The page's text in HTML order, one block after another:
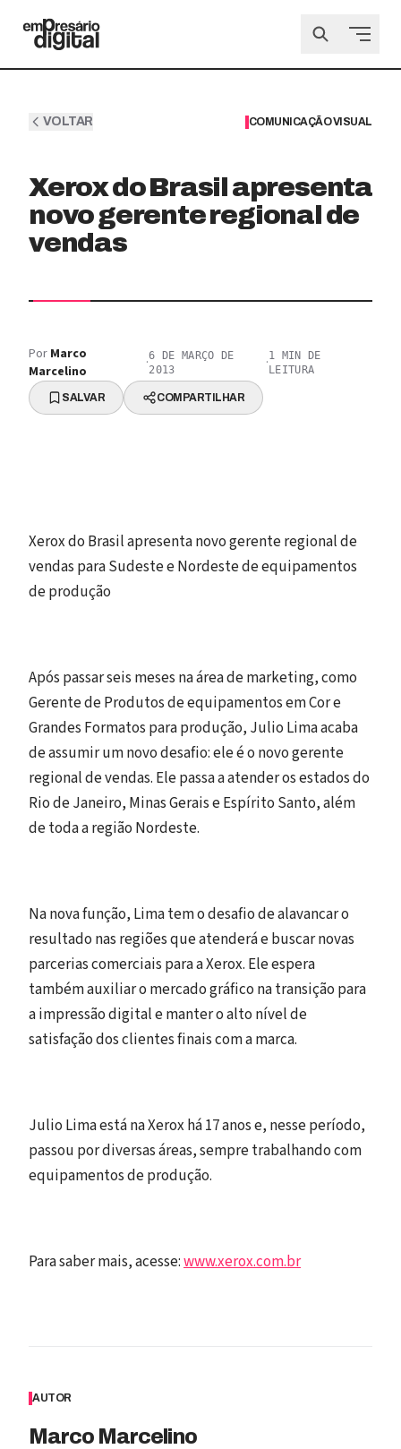
VOLTAR COMUNICAÇÃO VISUAL
Xerox do Brasil apresenta
novo gerente regional de
vendas
Por Marco
Marcelino
·6 DE MARÇO DE
2013
·1 MIN DE
LEITURA
SALVAR COMPARTILHAR
Xerox do Brasil apresenta novo gerente regional de
vendas para Sudeste e Nordeste de equipamentos
de produção
Após passar seis meses na área de marketing, como
Gerente de Produtos de equipamentos em Cor e
Grandes Formatos para produção, Julio Lima acaba
de assumir um novo desafio: ele é o novo gerente
regional de vendas. Ele passa a atender os estados do
Rio de Janeiro, Minas Gerais e Espírito Santo, além
de toda a região Nordeste.
Na nova função, Lima tem o desafio de alavancar o
resultado nas regiões que atenderá e buscar novas
parcerias comerciais para a Xerox. Ele espera
também auxiliar o mercado gráfico na transição para
a impressão digital e manter o alto nível de
satisfação dos clientes finais com a marca.
Julio Lima está na Xerox há 17 anos e, nesse período,
passou por diversas áreas, sempre trabalhando com
equipamentos de produção.
Para saber mais, acesse:www.xerox.com.br
AUTOR
Marco Marcelino